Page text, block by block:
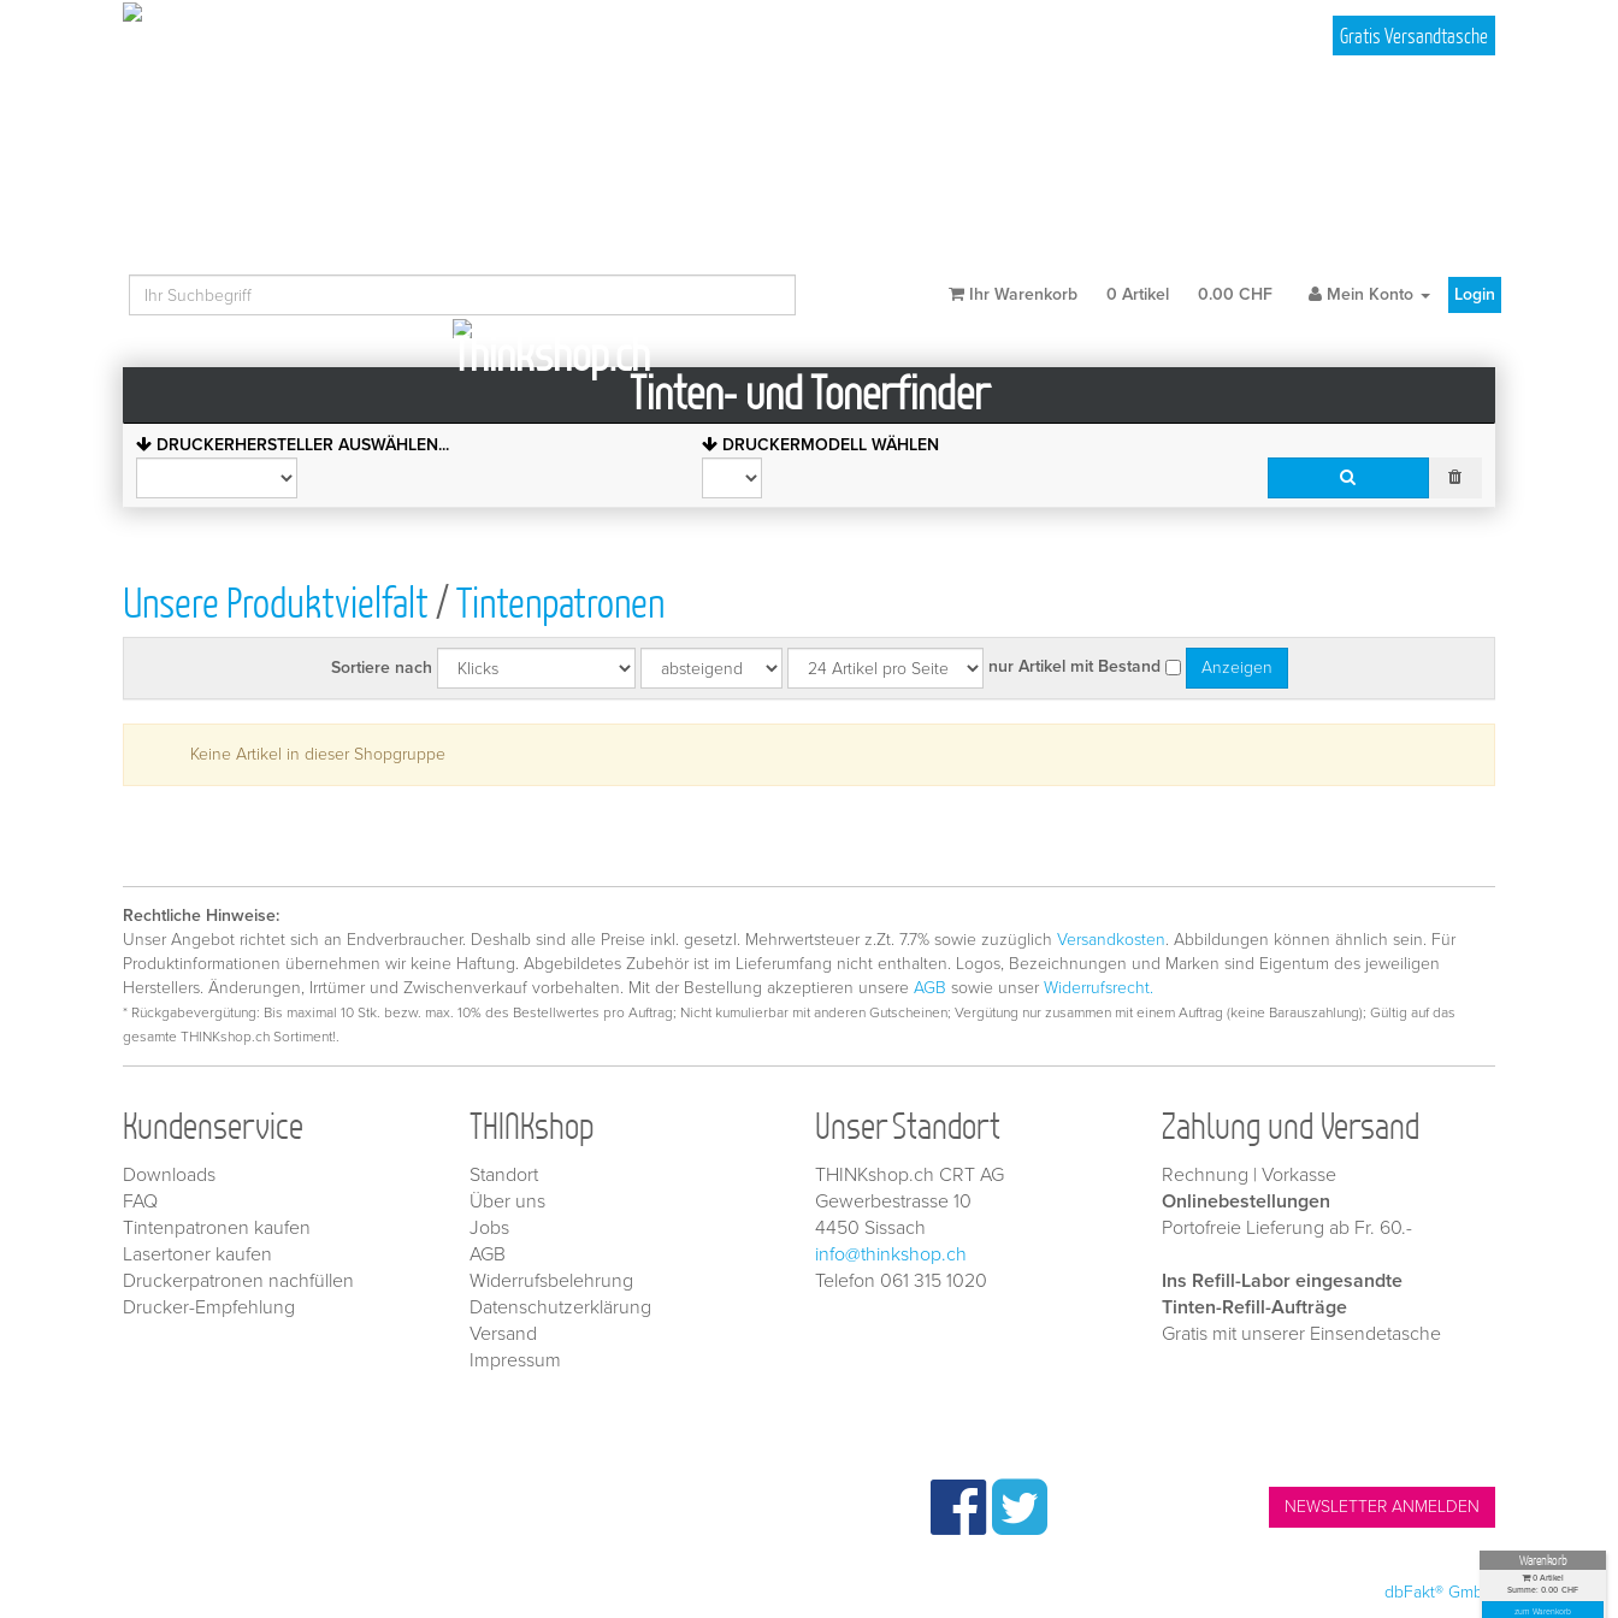
Warenkorb
0 Artikel
Summe: 0.00 CHF
zum Warenkorb
Gratis Versandtasche
Ihr Warenkorb 0 Artikel 0.00 CHF Mein Konto Login
Tinten- und Tonerfinder
DRUCKERHERSTELLER AUSWÄHLEN... DRUCKERMODELL WÄHLEN
Unsere Produktvielfalt/Tintenpatronen
Sortiere nach nur Artikel mit Bestand
Keine Artikel in dieser Shopgruppe
Rechtliche Hinweise:
Unser Angebot richtet sich an Endverbraucher. Deshalb sind alle Preise inkl. gesetzl. Mehrwertsteuer z.Zt. 7.7% sowie zuzüglich Versandkosten. Abbildungen können ähnlich sein. Für
Produktinformationen übernehmen wir keine Haftung. Abgebildetes Zubehör ist im Lieferumfang nicht enthalten. Logos, Bezeichnungen und Marken sind Eigentum des jeweiligen
Herstellers. Änderungen, Irrtümer und Zwischenverkauf vorbehalten. Mit der Bestellung akzeptieren unsere AGB sowie unser Widerrufsrecht.
* Rückgabevergütung: Bis maximal 10 Stk. bezw. max. 10% des Bestellwertes pro Auftrag; Nicht kumulierbar mit anderen Gutscheinen; Vergütung nur zusammen mit einem Auftrag (keine Barauszahlung); Gültig auf das
gesamte THINKshop.ch Sortiment!.
Kundenservice
Downloads
FAQ
Tintenpatronen kaufen
Lasertoner kaufen
Druckerpatronen nachfüllen
Drucker-Empfehlung
THINKshop
Standort
Über uns
Jobs
AGB
Widerrufsbelehrung
Datenschutzerklärung
Versand
Impressum
Unser Standort
THINKshop.ch CRT AG
Gewerbestrasse 10
4450 Sissach
info@thinkshop.ch
Telefon 061 315 1020
Zahlung und Versand
Rechnung | Vorkasse
Onlinebestellungen
Portofreie Lieferung ab Fr. 60.-
Ins Refill-Labor eingesandte
Tinten-Refill-Aufträge
Gratis mit unserer Einsendetasche
NEWSLETTER ANMELDEN
dbFakt® GmbH